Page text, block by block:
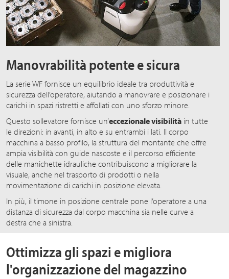
Manovrabilità potente e sicura
La serie WF fornisce un equilibrio ideale tra produttività e
sicurezza dell’operatore, aiutando a manovrare e posizionare i
carichi in spazi ristretti e affollati con uno sforzo minore.
Questo sollevatore fornisce un’eccezionale visibilità in tutte
le direzioni: in avanti, in alto e su entrambi i lati. Il corpo
macchina a basso profilo, la struttura del montante che offre
ampia visibilità con guide nascoste e il percorso efficiente
delle manichette idrauliche contribuiscono a migliorare la
visuale, anche nel trasporto di prodotti o nella
movimentazione di carichi in posizione elevata.
In più, il timone in posizione centrale pone l’operatore a una
distanza di sicurezza dal corpo macchina sia nelle curve a
destra che a sinistra.
Ottimizza gli spazi e migliora
l'organizzazione del magazzino